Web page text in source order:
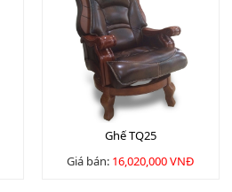
Ghế TQ25
Giá bán: 16,020,000 VNĐ